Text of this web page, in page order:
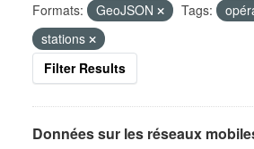
Formats:
GeoJSON Tags:
stations
Filter Results
Données sur les réseaux